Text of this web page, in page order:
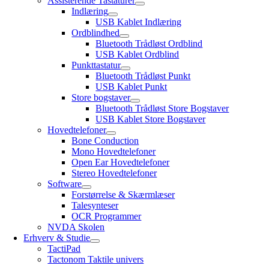
Indlæring
USB Kablet Indlæring
Ordblindhed
Bluetooth Trådløst Ordblind
USB Kablet Ordblind
Punkttastatur
Bluetooth Trådløst Punkt
USB Kablet Punkt
Store bogstaver
Bluetooth Trådløst Store Bogstaver
USB Kablet Store Bogstaver
Hovedtelefoner
Bone Conduction
Mono Hovedtelefoner
Open Ear Hovedtelefoner
Stereo Hovedtelefoner
Software
Forstørrelse & Skærmlæser
Talesynteser
OCR Programmer
NVDA Skolen
Erhverv & Studie
TactiPad
Tactonom Taktile univers